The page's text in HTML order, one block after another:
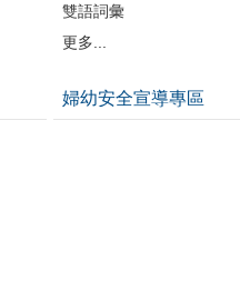
雙語詞彙
更多...
婦幼安全宣導專區